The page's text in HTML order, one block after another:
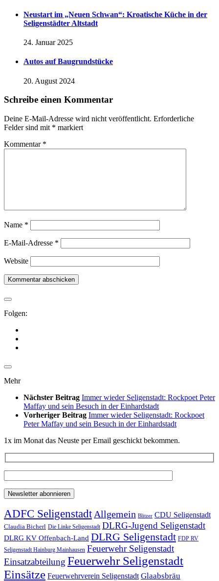
Neustart im „Neuen Schwan“: Kroatische Küche in der
Seligenstädter Altstadt
24. Januar 2025
Autos auf Baugrundstücke
20. August 2024
Schreibe einen Kommentar
Deine E-Mail-Adresse wird nicht veröffentlicht. Erforderliche
Felder sind mit * markiert
Kommentar *
Name *
E-Mail-Adresse *
Website
Folgen:
Mehr
Nächster Beitrag Immer wieder Seligenstadt: Rockpoet Peter
Maffay und sein Besuch in der Einhardstadt
Vorheriger Beitrag Immer wieder Seligenstadt: Rockpoet
Peter Maffay und sein Besuch in der Einhardstadt
1x im Monat das Neuste per Email geschickt bekommen.
ADFC SeligenstadtAllgemein Blitzer CDU Seligenstadt
Claudia Bicherl Die Linke Seligenstadt DLRG-Jugend Seligenstadt
DLRG KV Offenbach-Land DLRG Seligenstadt FDP RV
Seligenstadt Hainburg Mainhausen Feuerwehr Seligenstadt
Einsatzabteilung Feuerwehr Seligenstadt
Einsätze Feuerwehrverein Seligenstadt Glaabsbräu